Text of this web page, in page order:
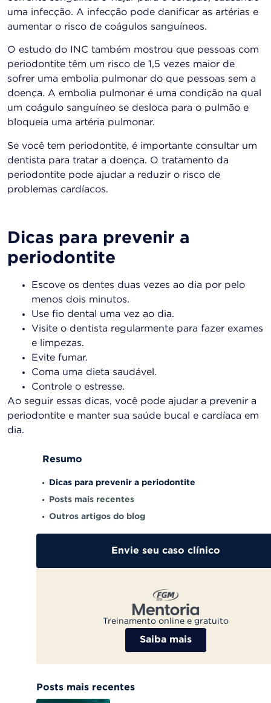
uma infecção. A infecção pode danificar as artérias e
aumentar o risco de coágulos sanguíneos.
O estudo do INC também mostrou que pessoas com
periodontite têm um risco de 1,5 vezes maior de
sofrer uma embolia pulmonar do que pessoas sem a
doença. A embolia pulmonar é uma condição na qual
um coágulo sanguíneo se desloca para o pulmão e
bloqueia uma artéria pulmonar.
Se você tem periodontite, é importante consultar um
dentista para tratar a doença. O tratamento da
periodontite pode ajudar a reduzir o risco de
problemas cardíacos.
Dicas para prevenir a
periodontite
Escove os dentes duas vezes ao dia por pelo
menos dois minutos.
Use fio dental uma vez ao dia.
Visite o dentista regularmente para fazer exames
e limpezas.
Evite fumar.
Coma uma dieta saudável.
Controle o estresse.
Ao seguir essas dicas, você pode ajudar a prevenir a
periodontite e manter sua saúde bucal e cardíaca em
dia.
Resumo
Dicas para prevenir a periodontite
Posts mais recentes
Outros artigos do blog
Envie seu caso clínico
Treinamento online e gratuito
Saiba mais
Posts mais recentes